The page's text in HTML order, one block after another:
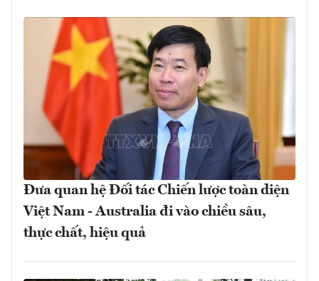
Đưa quan hệ Đối tác Chiến lược toàn diện
Việt Nam - Australia đi vào chiều sâu,
thực chất, hiệu quả